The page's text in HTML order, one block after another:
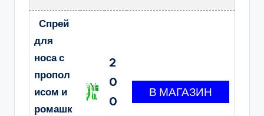
Спрей
для
носа с
пропол
исом и
ромашк
2
0
0